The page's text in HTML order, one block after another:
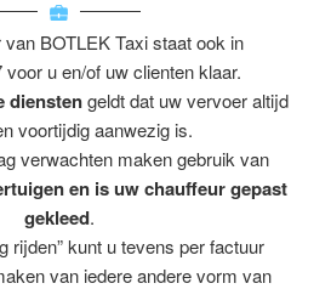
BOTLEK Taxi staat ook in
voor u en/of uw clienten klaar.
dienstengeldt dat uw vervoer altijd
voortijdig aanwezig is.
verwachten maken gebruik van
en is uw chauffeur gepast
gekleed.
rijden” kunt u tevens per factuur
van iedere andere vorm van